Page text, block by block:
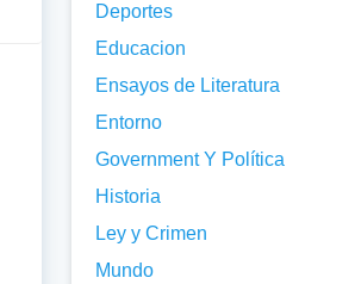
Deportes
Educacion
Ensayos de Literatura
Entorno
Government Y Política
Historia
Ley y Crimen
Mundo